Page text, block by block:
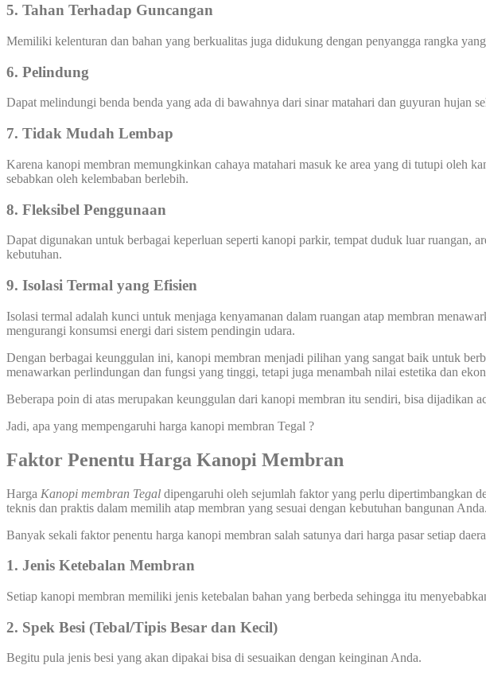
5. Tahan Terhadap Guncangan
Memiliki kelenturan dan bahan yang berkualitas juga didukung dengan penyangga rangka
6. Pelindung
Dapat melindungi benda benda yang ada di bawahnya dari sinar matahari dan guyuran hujan
7. Tidak Mudah Lembap
Karena kanopi membran memungkinkan cahaya matahari masuk ke area yang di tutupi oleh
sebabkan oleh kelembaban berlebih.
8. Fleksibel Penggunaan
Dapat digunakan untuk berbagai keperluan seperti kanopi parkir, tempat duduk luar ruangan,
kebutuhan.
9. Isolasi Termal yang Efisien
Isolasi termal adalah kunci untuk menjaga kenyamanan dalam ruangan atap membran
mengurangi konsumsi energi dari sistem pendingin udara.
Dengan berbagai keunggulan ini, kanopi membran menjadi pilihan yang sangat baik untuk
menawarkan perlindungan dan fungsi yang tinggi, tetapi juga menambah nilai estetika dan
Beberapa poin di atas merupakan keunggulan dari kanopi membran itu sendiri, bisa dijadikan
Jadi, apa yang mempengaruhi harga kanopi membran Tegal ?
Faktor Penentu Harga Kanopi Membran
Harga Kanopi membran Tegal dipengaruhi oleh sejumlah faktor yang perlu dipertimbangkan
teknis dan praktis dalam memilih atap membran yang sesuai dengan kebutuhan bangunan Anda.
Banyak sekali faktor penentu harga kanopi membran salah satunya dari harga pasar setiap
1. Jenis Ketebalan Membran
Setiap kanopi membran memiliki jenis ketebalan bahan yang berbeda sehingga itu
2. Spek Besi (Tebal/Tipis Besar dan Kecil)
Begitu pula jenis besi yang akan dipakai bisa di sesuaikan dengan keinginan Anda.